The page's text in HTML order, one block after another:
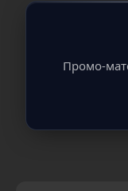
Промо-